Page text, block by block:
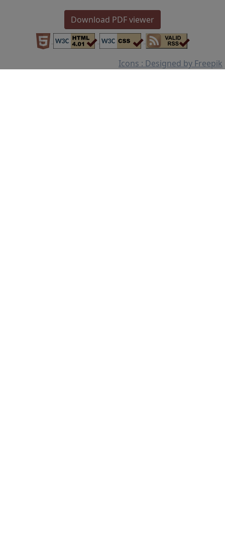
Download PDF viewer
Icons : Designed by Freepik